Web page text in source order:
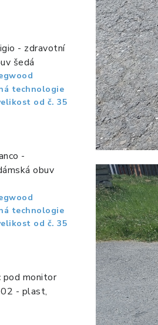
- zdravotní
šedá
technologie
od č. 35
-
obuv
technologie
od č. 35
pod monitor
- plast,